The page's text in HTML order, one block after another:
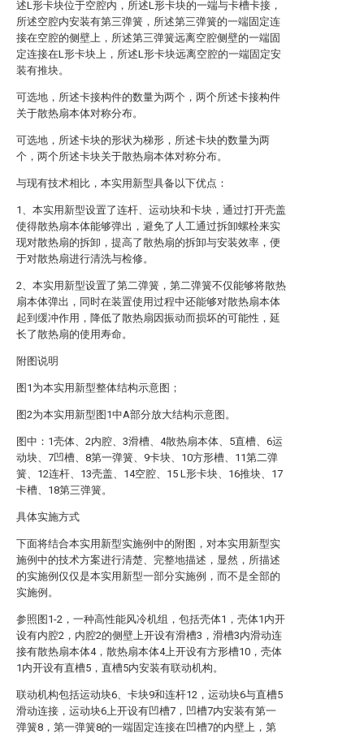
述L形卡块位于空腔内，所述L形卡块的一端与卡槽卡接，
所述空腔内安装有第三弹簧，所述第三弹簧的一端固定连
接在空腔的侧壁上，所述第三弹簧远离空腔侧壁的一端固
定连接在L形卡块上，所述L形卡块远离空腔的一端固定安
装有推块。
可选地，所述卡接构件的数量为两个，两个所述卡接构件
关于散热扇本体对称分布。
可选地，所述卡块的形状为梯形，所述卡块的数量为两
个，两个所述卡块关于散热扇本体对称分布。
与现有技术相比，本实用新型具备以下优点：
1、本实用新型设置了连杆、运动块和卡块，通过打开壳盖
使得散热扇本体能够弹出，避免了人工通过拆卸螺栓来实
现对散热扇的拆卸，提高了散热扇的拆卸与安装效率，便
于对散热扇进行清洗与检修。
2、本实用新型设置了第二弹簧，第二弹簧不仅能够将散热
扇本体弹出，同时在装置使用过程中还能够对散热扇本体
起到缓冲作用，降低了散热扇因振动而损坏的可能性，延
长了散热扇的使用寿命。
附图说明
图1为本实用新型整体结构示意图；
图2为本实用新型图1中A部分放大结构示意图。
图中：1壳体、2内腔、3滑槽、4散热扇本体、5直槽、6运
动块、7凹槽、8第一弹簧、9卡块、10方形槽、11第二弹
簧、12连杆、13壳盖、14空腔、15 L形卡块、16推块、17
卡槽、18第三弹簧。
具体实施方式
下面将结合本实用新型实施例中的附图，对本实用新型实
施例中的技术方案进行清楚、完整地描述，显然，所描述
的实施例仅仅是本实用新型一部分实施例，而不是全部的
实施例。
参照图1-2，一种高性能风冷机组，包括壳体1，壳体1内开
设有内腔2，内腔2的侧壁上开设有滑槽3，滑槽3内滑动连
接有散热扇本体4，散热扇本体4上开设有方形槽10，壳体
1内开设有直槽5，直槽5内安装有联动机构。
联动机构包括运动块6、卡块9和连杆12，运动块6与直槽5
滑动连接，运动块6上开设有凹槽7，凹槽7内安装有第一
弹簧8，第一弹簧8的一端固定连接在凹槽7的内壁上，第